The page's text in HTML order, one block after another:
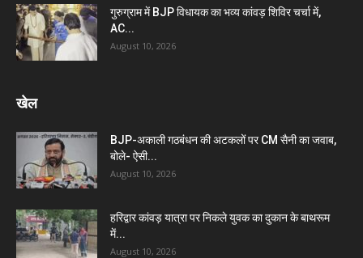
गुरुग्राम में BJP विधायक का भव्य कांवड़ शिविर चर्चा में,
AC...
August 10, 2026
खेल
BJP-अकाली गठबंधन की अटकलों पर CM सैनी का जवाब,
बोले- ऐसी...
August 10, 2026
हरिद्वार कांवड़ यात्रा पर निकले युवक का दुकान के बाथरूम
में...
August 10, 2026